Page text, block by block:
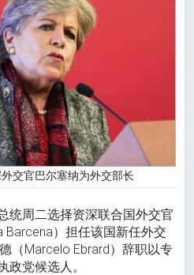
交官巴尔塞纳为外交部长
统周二选择资深联合国外交官
Barcena）担任该国新任外交
（Marcelo Ebrard）辞职以专
政党候选人。